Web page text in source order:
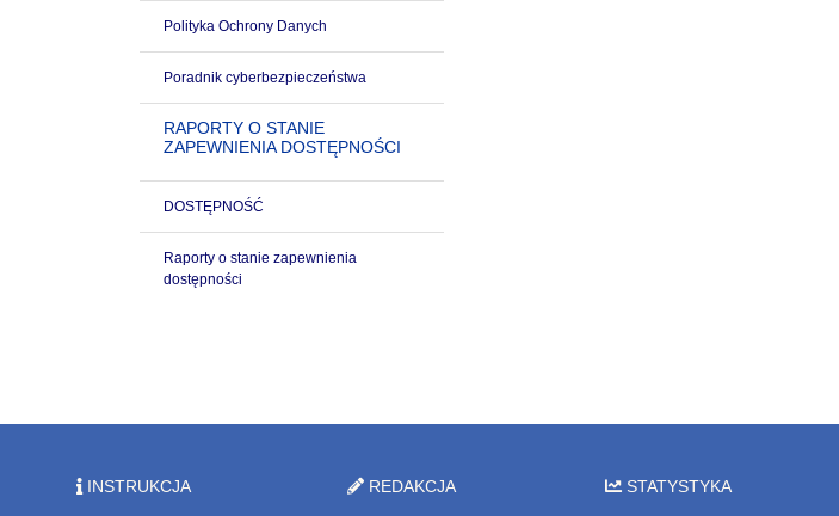
Polityka Ochrony Danych
Poradnik cyberbezpieczeństwa
RAPORTY O STANIE
ZAPEWNIENIA DOSTĘPNOŚCI
DOSTĘPNOŚĆ
Raporty o stanie zapewnienia
dostępności
INSTRUKCJA REDAKCJA STATYSTYKA